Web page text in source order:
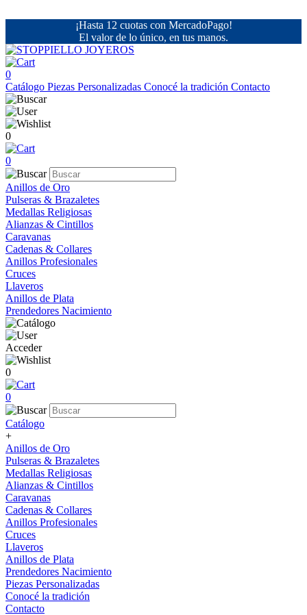
¡Hasta 12 cuotas con MercadoPago!
El valor de lo único, en tus manos.
0
Catálogo Piezas Personalizadas Conocé la tradición Contacto
0
0
Anillos de Oro
Pulseras & Brazaletes
Medallas Religiosas
Alianzas & Cintillos
Caravanas
Cadenas & Collares
Anillos Profesionales
Cruces
Llaveros
Anillos de Plata
Prendedores Nacimiento
Acceder
0
0
Catálogo
+
Anillos de Oro
Pulseras & Brazaletes
Medallas Religiosas
Alianzas & Cintillos
Caravanas
Cadenas & Collares
Anillos Profesionales
Cruces
Llaveros
Anillos de Plata
Prendedores Nacimiento
Piezas Personalizadas
Conocé la tradición
Contacto